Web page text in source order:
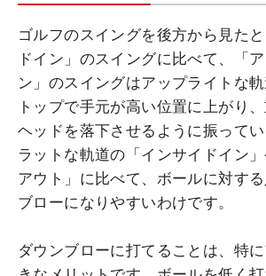
ゴルフのスイングを後方から見た
ドイン」のスイングに比べて、「
ン」のスイングはアップライトな軌
トップで手元が高い位置に上がり
ヘッドを落下させるように振って
ラットな軌道の「インサイドイン
アウト」に比べて、ボールに対す
ブローになりやすいわけです。
ダウンブローに打てることは、特